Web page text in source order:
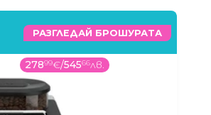
РАЗГЛЕДАЙ БРОШУРАТА
27899€/54566лв.